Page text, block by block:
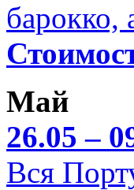
барокко,
Май
26.05 –
Вся